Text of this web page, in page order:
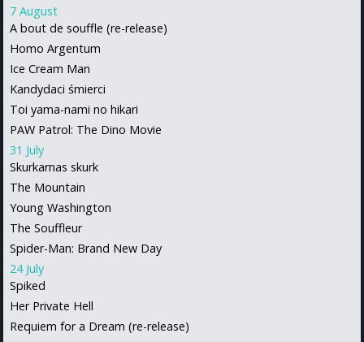
7 August
A bout de souffle (re-release)
Homo Argentum
Ice Cream Man
Kandydaci śmierci
Toi yama-nami no hikari
PAW Patrol: The Dino Movie
31 July
Skurkarnas skurk
The Mountain
Young Washington
The Souffleur
Spider-Man: Brand New Day
24 July
Spiked
Her Private Hell
Requiem for a Dream (re-release)